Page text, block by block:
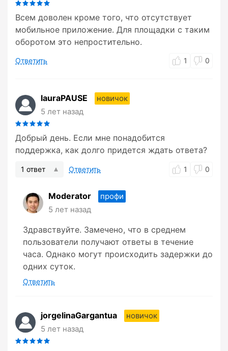
Всем доволен кроме того, что отсутствует
мобильное приложение. Для площадки с таким
оборотом это непростительно.
Ответить 1 0
lauraPAUSE
новичок
5 лет назад
Добрый день. Если мне понадобится
поддержка, как долго придется ждать ответа?
1 ответ Ответить 1 0
Moderator
профи
5 лет назад
Здравствуйте. Замечено, что в среднем
пользователи получают ответы в течение
часа. Однако могут происходить задержки до
одних суток.
Ответить
jorgelinaGargantua
новичок
5 лет назад